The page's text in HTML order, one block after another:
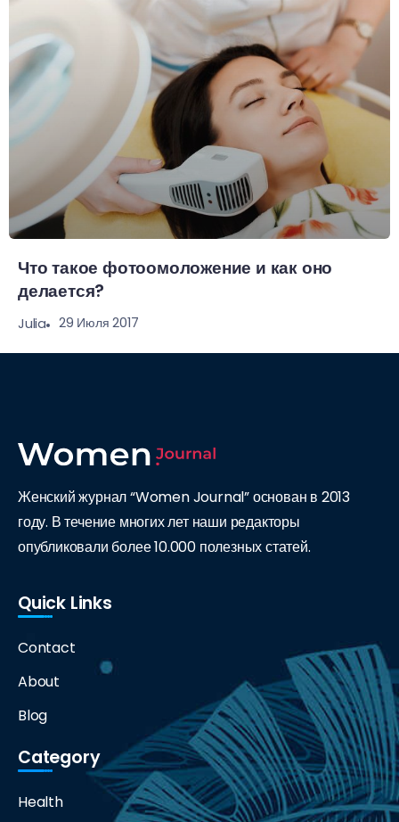
Что такое фотоомоложение и как оно
делается?
Julia 29 Июля 2017
Женский журнал “Women Journal” основан в 2013
году. В течение многих лет наши редакторы
опубликовали более 10.000 полезных статей.
Quick Links
Contact
About
Blog
Category
Health